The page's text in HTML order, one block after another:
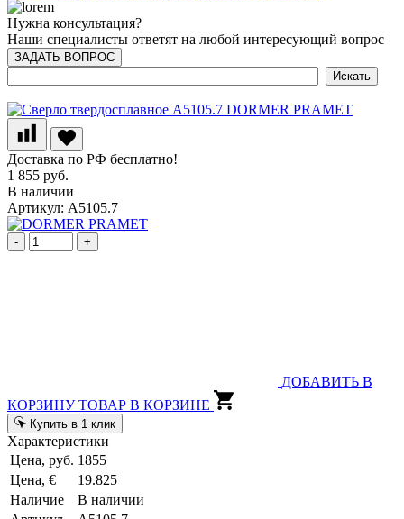
Нужна консультация?
Наши специалисты ответят на любой интересующий вопрос
ЗАДАТЬ ВОПРОС
Доставка по РФ бесплатно!
1 855 руб.
В наличии
Артикул: A5105.7
- +
ДОБАВИТЬ В
КОРЗИНУ ТОВАР В КОРЗИНЕ
Купить в 1 клик
Характеристики
Цена, руб. 1855
Цена, €
19.825
Наличие
В наличии